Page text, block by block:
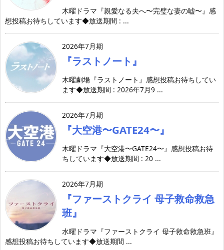
木曜ドラマ『親愛なる夫へ〜完璧な妻の嘘〜』感
想投稿お待ちしています◆放送期間 : ...
2026年7月期
『ラストノート』
木曜劇場『ラストノート』感想投稿お待ちしてい
ます◆放送期間 : 2026年7月9 ...
2026年7月期
『大空港〜GATE24〜』
木曜ドラマ『大空港〜GATE24〜』感想投稿お待
ちしています◆放送期間 : 20 ...
2026年7月期
『ファーストクライ 母子救命救急
班』
水曜ドラマ『ファーストクライ 母子救命救急班』
感想投稿お待ちしています◆放送期間 ...